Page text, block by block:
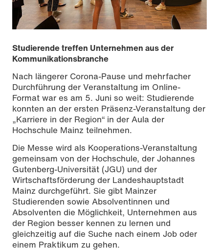
Foto: Julia Wiart
Studierende treffen Unternehmen aus der
Kommunikationsbranche
Nach längerer Corona-Pause und mehrfacher
Durchführung der Veranstaltung im Online-
Format war es am 5. Juni so weit: Studierende
konnten an der ersten Präsenz-Veranstaltung der
„Karriere in der Region“ in der Aula der
Hochschule Mainz teilnehmen.
Die Messe wird als Kooperations-Veranstaltung
gemeinsam von der Hochschule, der Johannes
Gutenberg-Universität (JGU) und der
Wirtschaftsförderung der Landeshauptstadt
Mainz durchgeführt. Sie gibt Mainzer
Studierenden sowie Absolventinnen und
Absolventen die Möglichkeit, Unternehmen aus
der Region besser kennen zu lernen und
gleichzeitig auf die Suche nach einem Job oder
einem Praktikum zu gehen.